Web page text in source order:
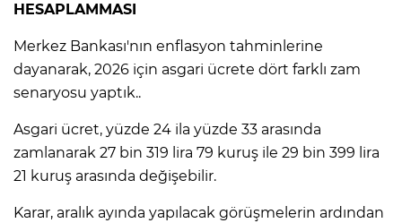
HESAPLAMMASI
Merkez Bankası'nın enflasyon tahminlerine
dayanarak, 2026 için asgari ücrete dört farklı zam
senaryosu yaptık..
Asgari ücret, yüzde 24 ila yüzde 33 arasında
zamlanarak 27 bin 319 lira 79 kuruş ile 29 bin 399 lira
21 kuruş arasında değişebilir.
Karar, aralık ayında yapılacak görüşmelerin ardından